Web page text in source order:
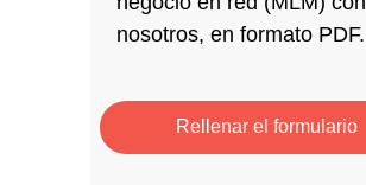
nosotros, en formato PDF.
Rellenar el formulario